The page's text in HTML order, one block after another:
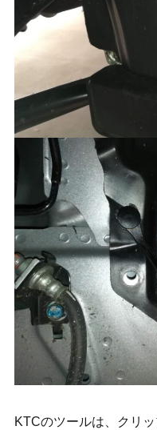
KTCのツールは、クリ